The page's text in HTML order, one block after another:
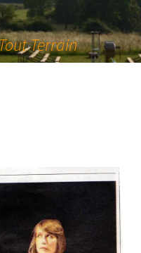
Terrain